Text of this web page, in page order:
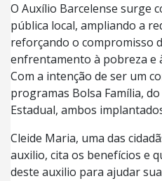
O Auxílio Barcelense surge
pública local, ampliando a
reforçando o compromisso
enfrentamento à pobreza e
Com a intenção de ser um
programas Bolsa Família,
Estadual, ambos
Cleide Maria, uma das
auxilio, cita os benefícios e
deste auxilio para ajudar